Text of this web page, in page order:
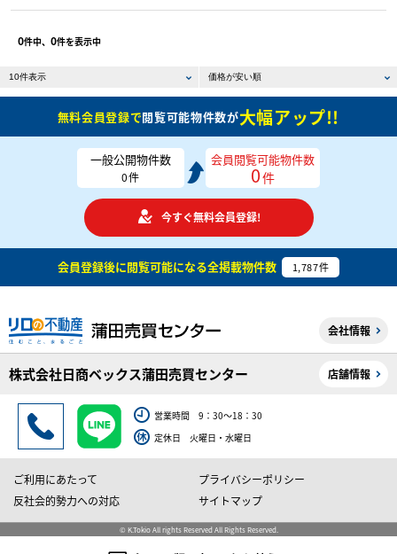
0件中、 0件を表示中
無料会員登録で閲覧可能物件数が大幅アップ!!
一般公開物件数
0件
会員閲覧可能物件数
0件
今すぐ無料会員登録!
会員登録後に閲覧可能になる全掲載物件数 1,787件
会社情報
株式会社日商ベックス蒲田売買センター 店舗情報
営業時間 9：30～18：30
定休日 火曜日・水曜日
ご利用にあたって
プライバシーポリシー
反社会的勢力への対応
サイトマップ
© K.Tokio All rights Reserved All Rights Reserved.